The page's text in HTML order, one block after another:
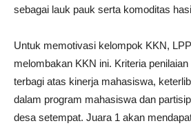
sebagai lauk pauk serta komoditas
Untuk memotivasi kelompok KKN,
melombakan KKN ini. Kriteria
terbagi atas kinerja mahasiswa,
dalam program mahasiswa dan
desa setempat. Juara 1 akan